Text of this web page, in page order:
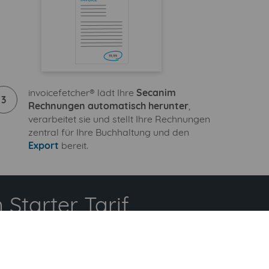
3
invoicefetcher® lädt Ihre Secanim
Rechnungen automatisch herunter,
verarbeitet sie und stellt Ihre Rechnungen
zentral für Ihre Buchhaltung und den
Export bereit.
Starter Tarif